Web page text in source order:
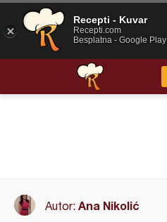
Autor: Ana Nikolić
Recepti - Kuvar
Recepti.com
Besplatna - Google Play